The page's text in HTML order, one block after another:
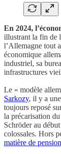
En 2024,
illustrant la fin de
l’Allemagne tout
économique
industriel, sa
infrastructures
Le « modèle
Sarkozy, il y a
toujours reposé
la précarisation
Schröder au
colossales. Hors
matière de